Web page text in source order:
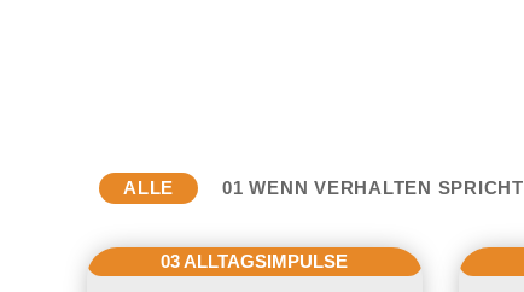
01 WENN VERHALTEN SPRICHT
ALLE
03 ALLTAGSIMPULSE